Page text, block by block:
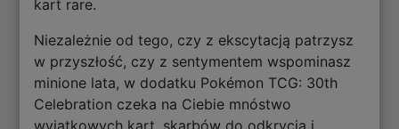
kart rare.
Niezależnie od tego, czy z ekscytacją patrzysz
w przyszłość, czy z sentymentem wspominasz
minione lata, w dodatku Pokémon TCG: 30th
Celebration czeka na Ciebie mnóstwo